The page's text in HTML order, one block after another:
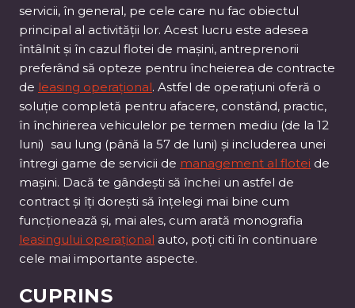
servicii, în general, pe cele care nu fac obiectul
principal al activității lor. Acest lucru este adesea
întâlnit și în cazul flotei de mașini, antreprenorii
preferând să opteze pentru încheierea de contracte
de leasing operațional. Astfel de operațiuni oferă o
soluție completă pentru afacere, constând, practic,
în închirierea vehiculelor pe termen mediu (de la 12
luni) sau lung (până la 57 de luni) și includerea unei
întregi game de servicii de management al flotei de
mașini. Dacă te gândești să închei un astfel de
contract și îți dorești să înțelegi mai bine cum
funcționează și, mai ales, cum arată monografia
leasingului operațional auto, poți citi în continuare
cele mai importante aspecte.
CUPRINS